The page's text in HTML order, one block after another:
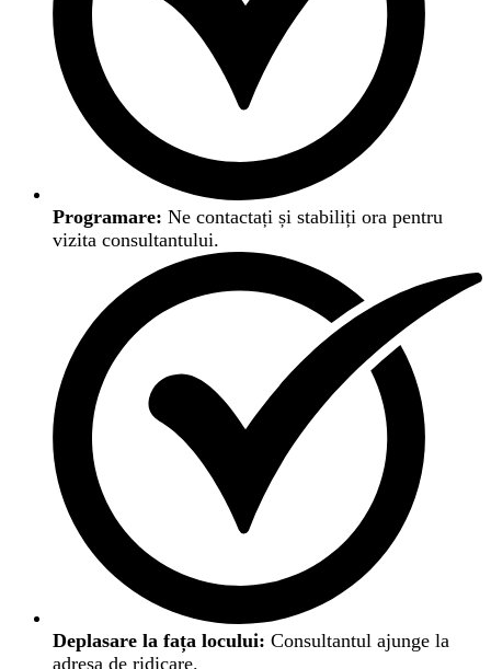
Programare: Ne contactați și stabiliți ora pentru
vizita consultantului.
Deplasare la fața locului: Consultantul ajunge la
adresa de ridicare.